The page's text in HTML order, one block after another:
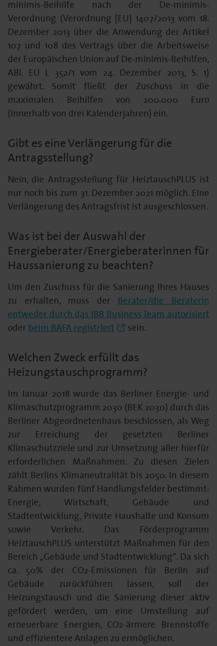
minimis-Beihilfe nach der De-minimis-
Verordnung (Verordnung [EU] 1407/2013 vom 18.
Dezember 2013 über die Anwendung der Artikel
107 und 108 des Vertrags über die Arbeitsweise
der Europäischen Union auf De-minimis-Beihilfen,
ABl. EU L 352/1 vom 24. Dezember 2013, S. 1)
gewährt. Somit fließt der Zuschuss in die
maximalen Beihilfen von 200.000 Euro
(innerhalb von drei Kalenderjahren) ein.
Gibt es eine Verlängerung für die
Antragsstellung?
Nein, die Antragsstellung für HeiztauschPLUS ist
nur noch bis zum 31. Dezember 2021 möglich. Eine
Verlängerung des Antragsfrist ist ausgeschlossen.
Was ist bei der Auswahl der
Energieberater/Energieberaterinnen für
Haussanierung zu beachten?
Um den Zuschuss für die Sanierung Ihres Hauses
zu erhalten, muss derBerater/die Beraterin
entweder durch das IBB Business Team autorisiert
oderbeim BAFA registriert sein.
Welchen Zweck erfüllt das
Heizungstauschprogramm?
Im Januar 2018 wurde das Berliner Energie- und
Klimaschutzprogramm 2030 (BEK 2030) durch das
Berliner Abgeordnetenhaus beschlossen, als Weg
zur Erreichung der gesetzten Berliner
Klimaschutzziele und zur Umsetzung aller hierfür
erforderlichen Maßnahmen. Zu diesen Zielen
zählt Berlins Klimaneutralität bis 2050. In diesem
Rahmen wurden fünf Handlungsfelder bestimmt:
Energie, Wirtschaft, Gebäude und
Stadtentwicklung, Private Haushalte und Konsum
sowie Verkehr. Das Förderprogramm
HeiztauschPLUS unterstützt Maßnahmen für den
Bereich „Gebäude und Stadtentwicklung“. Da sich
ca. 50% der CO2-Emissionen für Berlin auf
Gebäude zurückführen lassen, soll der
Heizungstausch und die Sanierung dieser aktiv
gefördert werden, um eine Umstellung auf
erneuerbare Energien, CO2-ärmere Brennstoffe
und effizientere Anlagen zu ermöglichen.